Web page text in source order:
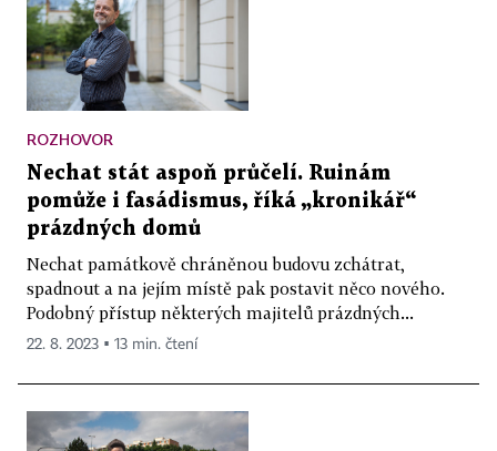
ROZHOVOR
Nechat stát aspoň průčelí. Ruinám
pomůže i fasádismus, říká „kronikář“
prázdných domů
Nechat památkově chráněnou budovu zchátrat,
spadnout a na jejím místě pak postavit něco nového.
Podobný přístup některých majitelů prázdných...
22. 8. 2023 ▪ 13 min. čtení